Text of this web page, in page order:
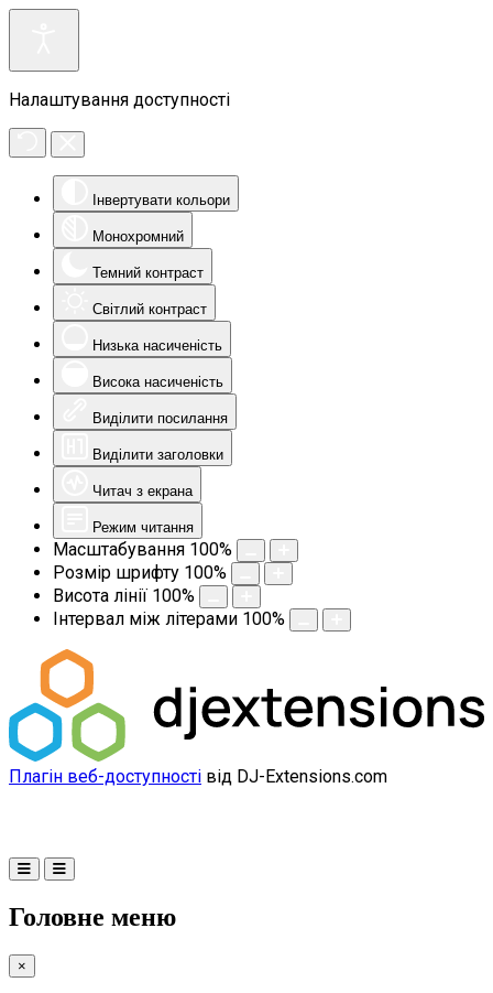
Налаштування доступності
Інвертувати кольори
Монохромний
Темний контраст
Світлий контраст
Низька насиченість
Висока насиченість
Виділити посилання
Виділити заголовки
Читач з екрана
Режим читання
Масштабування 100%
Розмір шрифту 100%
Висота лінії 100%
Інтервал між літерами 100%
Плагін веб-доступності від DJ-Extensions.com
Головне меню
×